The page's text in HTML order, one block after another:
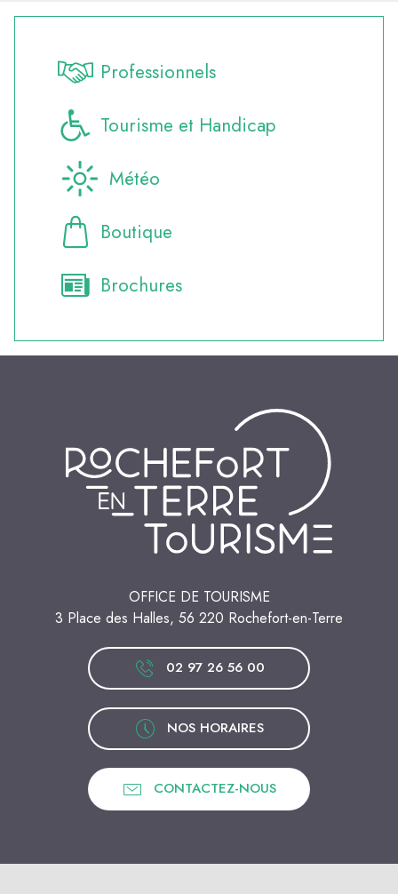
Professionnels
Tourisme et Handicap
Météo
Boutique
Brochures
OFFICE DE TOURISME
3 Place des Halles, 56 220 Rochefort-en-Terre
02 97 26 56 00
NOS HORAIRES
CONTACTEZ-NOUS